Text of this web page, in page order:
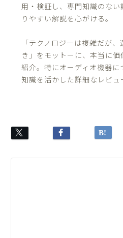
用・検証し、専門知識のな
りやすい解説を心がける。
「テクノロジーは複雑だが
き」をモットーに、本当に
紹介。特にオーディオ機器
知識を活かした詳細なレビュ